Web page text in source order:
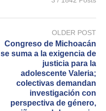
OLDER POST
Congreso de Michoacán
se suma a la exigencia de
justicia para la
adolescente Valeria;
colectivas demandan
investigación con
perspectiva de género,